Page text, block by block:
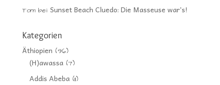
Tombei Sunset Beach Cluedo: Die Masseuse war’s!
Kategorien
Äthiopien (96)
(H)awassa(7)
Addis Abeba(11)